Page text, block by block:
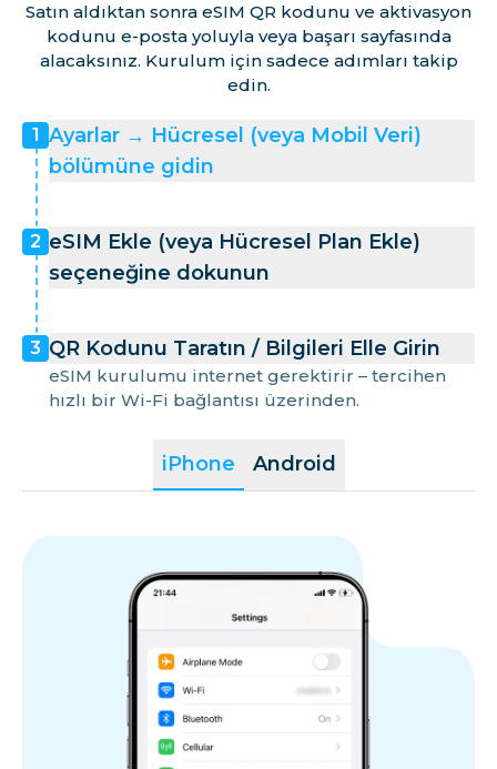
Satın aldıktan sonra eSIM QR kodunu ve aktivasyon
kodunu e-posta yoluyla veya başarı sayfasında
alacaksınız. Kurulum için sadece adımları takip
edin.
iPhone Android
1
Ayarlar → Hücresel (veya Mobil Veri)
bölümüne gidin
2 eSIM Ekle (veya Hücresel Plan Ekle)
seçeneğine dokunun
3 QR Kodunu Taratın / Bilgileri Elle Girin
eSIM kurulumu internet gerektirir – tercihen
hızlı bir Wi-Fi bağlantısı üzerinden.